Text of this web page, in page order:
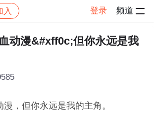
入 登录 频道
感慨 帖子详情
动漫&#xff0c;但你永远是我
，但你永远是我的主角。